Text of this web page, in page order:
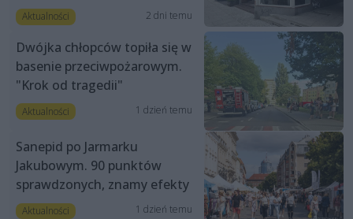
Aktualności 2 dni temu
Dwójka chłopców topiła się w
basenie przeciwpożarowym.
"Krok od tragedii"
Aktualności 1 dzień temu
Sanepid po Jarmarku
Jakubowym. 90 punktów
sprawdzonych, znamy efekty
Aktualności 1 dzień temu